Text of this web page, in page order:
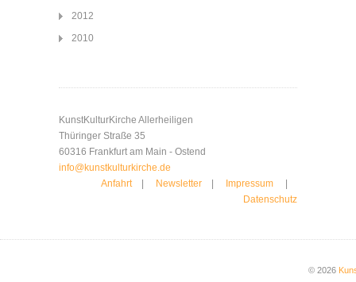
2012
2010
KunstKulturKirche Allerheiligen
Thüringer Straße 35
60316 Frankfurt am Main - Ostend
info@kunstkulturkirche.de
Anfahrt| Newsletter Impressum
Datenschutz
© 2026